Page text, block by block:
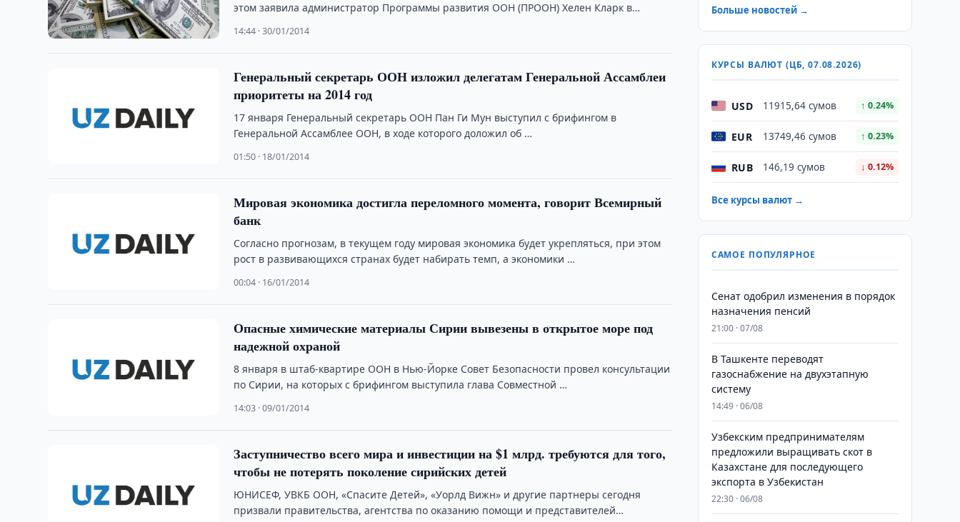
этом заявила администратор Программы развития ООН (ПРООН) Хелен Кларк в
14:44 · 30/01/2014
Генеральный секретарь ООН изложил делегатам Генеральной Ассамблеи
приоритеты на 2014 год
17 января Генеральный секретарь ООН Пан Ги Мун выступил с брифингом в
Генеральной Ассамблее ООН, в ходе которого доложил об …
01:50 · 18/01/2014
Мировая экономика достигла переломного момента, говорит Всемирный
банк
Согласно прогнозам, в текущем году мировая экономика будет укрепляться, при этом
рост в развивающихся странах будет набирать темп, а экономики …
00:04 · 16/01/2014
Опасные химические материалы Сирии вывезены в открытое море под
надежной охраной
8 января в штаб-квартире ООН в Нью-Йорке Совет Безопасности провел консультации
по Сирии, на которых с брифингом выступила глава Совместной …
14:03 · 09/01/2014
Заступничество всего мира и инвестиции на $1 млрд. требуются для того,
чтобы не потерять поколение сирийских детей
ЮНИСЕФ, УВКБ ООН, «Спасите Детей», «Уорлд Вижн» и другие партнеры сегодня
призвали правительства, агентства по оказанию помощи и представителей
Больше новостей →
КУРСЫ ВАЛЮТ (ЦБ, 07.08.2026)
USD 11915,64 сумов ↑ 0.24%
EUR 13749,46 сумов ↑ 0.23%
RUB 146,19 сумов ↓ 0.12%
Все курсы валют →
САМОЕ ПОПУЛЯРНОЕ
Сенат одобрил изменения в порядок
назначения пенсий
21:00 · 07/08
В Ташкенте переводят
газоснабжение на двухэтапную
систему
14:49 · 06/08
Узбекским предпринимателям
предложили выращивать скот в
Казахстане для последующего
экспорта в Узбекистан
22:30 · 06/08